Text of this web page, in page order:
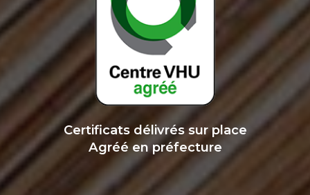
Certificats délivrés sur place
Agréé en préfecture